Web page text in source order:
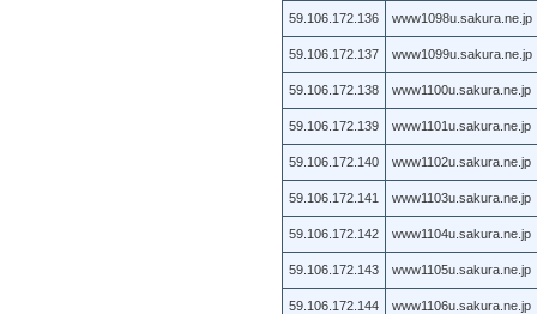
59.106.172.136 www1098u.sakura.ne.jp
59.106.172.137 www1099u.sakura.ne.jp
59.106.172.138 www1100u.sakura.ne.jp
59.106.172.139 www1101u.sakura.ne.jp
59.106.172.140 www1102u.sakura.ne.jp
59.106.172.141 www1103u.sakura.ne.jp
59.106.172.142 www1104u.sakura.ne.jp
59.106.172.143 www1105u.sakura.ne.jp
59.106.172.144 www1106u.sakura.ne.jp